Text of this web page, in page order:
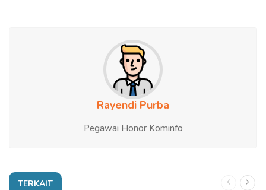
Rayendi Purba
Pegawai Honor Kominfo
TERKAIT